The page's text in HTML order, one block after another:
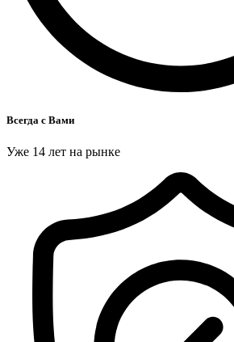
Всегда с Вами
Уже 14 лет на рынке